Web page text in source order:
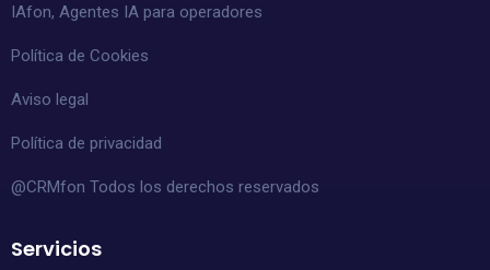
IAfon, Agentes IA para operadores
Política de Cookies
Aviso legal
Política de privacidad
@CRMfon Todos los derechos reservados
Servicios